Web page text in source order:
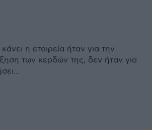
η εταιρεία ήταν για την
των κερδών της, δεν ήταν για